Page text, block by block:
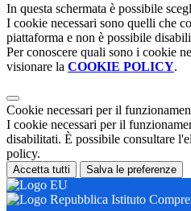
In questa schermata è possibile
I cookie necessari sono quelli che
piattaforma e non è possibile
Per conoscere quali sono i cookie
visionare la COOKIE POLICY.
Cookie necessari per il
I cookie necessari per il
disabilitati. È possibile consultare
policy.
Accetta tutti Salva le preferenze
Istituto